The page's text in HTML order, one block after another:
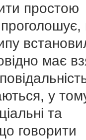
простою
має
у
та
говорити